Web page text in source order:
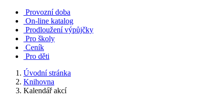
Provozní doba
On-line katalog
Prodloužení výpůjčky
Pro školy
Ceník
Pro děti
Úvodní stránka
Knihovna
Kalendář akcí